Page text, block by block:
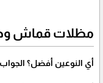
مظلات قماش
أي النوعين أفضل؟